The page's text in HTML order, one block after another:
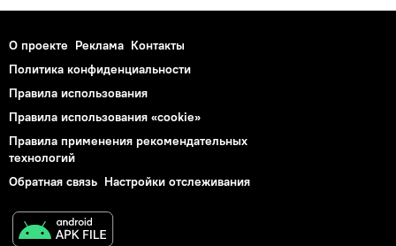
О проекте Реклама Контакты
Политика конфиденциальности
Правила использования
Правила использования «cookie»
Правила применения рекомендательных
технологий
Обратная связь Настройки отслеживания